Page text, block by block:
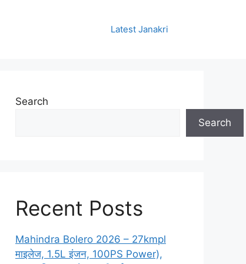
Latest Janakri
Search
Search
Recent Posts
Mahindra Bolero 2026 – 27kmpl
माइलेज, 1.5L इंजन, 100PS Power),